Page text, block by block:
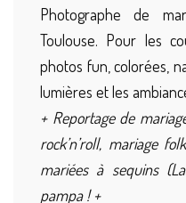
Photographe de
Toulouse. Pour les
photos fun, colorées,
lumières et les
+ Reportage de
rock’n’roll, mariage
mariées à sequins
pampa ! +